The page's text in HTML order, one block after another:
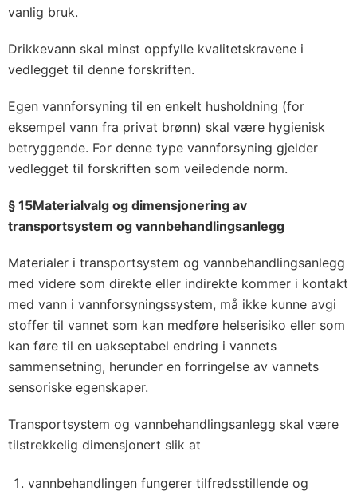
vanlig bruk.
Drikkevann skal minst oppfylle kvalitetskravene i
vedlegget til denne forskriften.
Egen vannforsyning til en enkelt husholdning (for
eksempel vann fra privat brønn) skal være hygienisk
betryggende. For denne type vannforsyning gjelder
vedlegget til forskriften som veiledende norm.
§ 15Materialvalg og dimensjonering av
transportsystem og vannbehandlingsanlegg
Materialer i transportsystem og vannbehandlingsanlegg
med videre som direkte eller indirekte kommer i kontakt
med vann i vannforsyningssystem, må ikke kunne avgi
stoffer til vannet som kan medføre helserisiko eller som
kan føre til en uakseptabel endring i vannets
sammensetning, herunder en forringelse av vannets
sensoriske egenskaper.
Transportsystem og vannbehandlingsanlegg skal være
tilstrekkelig dimensjonert slik at
vannbehandlingen fungerer tilfredsstillende og